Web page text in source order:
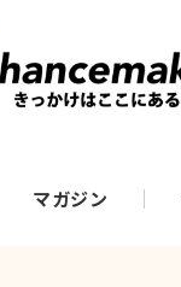
マガジン